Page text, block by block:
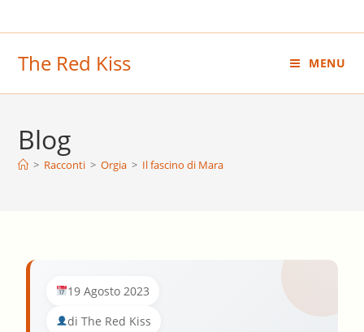
al
The Red Kiss MENU
Blog
> Racconti > Orgia > Il fascino di Mara
19 Agosto 2023
di The Red Kiss